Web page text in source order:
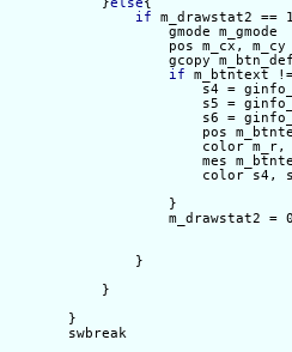
if
m_drawstat2 ==
                    gmode m_gmode
                    pos m_cx, m_cy
gcopy
if
m_btntext
s4 =
s5 =
s6 =
pos
color m_r,
mes
color s4,
}
m_drawstat2 =
}
}
}
        swbreak